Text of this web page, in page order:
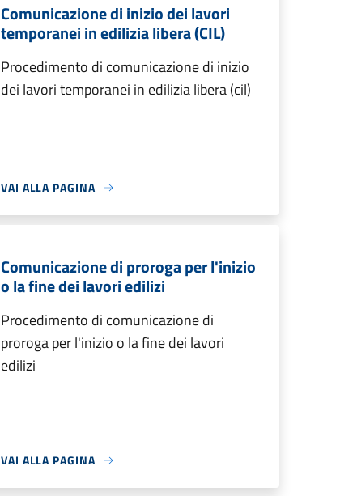
Comunicazione di inizio dei lavori
temporanei in edilizia libera (CIL)
Procedimento di comunicazione di inizio
dei lavori temporanei in edilizia libera (cil)
VAI ALLA PAGINA
Comunicazione di proroga per l'inizio
o la fine dei lavori edilizi
Procedimento di comunicazione di
proroga per l'inizio o la fine dei lavori
edilizi
VAI ALLA PAGINA